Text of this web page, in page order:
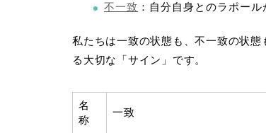
不一致 ：自分自身とのラポー
私たちは一致の状態も、不一致の状
る大切な「サイン」です。
名
称
一致